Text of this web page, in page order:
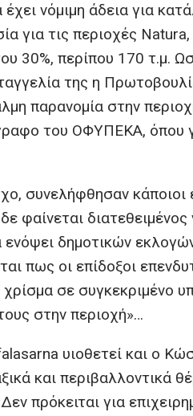
νόμιμη άδεια για
για τις περιοχές
30%, περίπου 170 τ.μ.
της η
παρανομία στην
του ΟΦΥΠΕΚΑ, όπου
συνελήφθησαν κάποιοι
διατεθειμένος
δημοτικών
πως οι επίδοξοι
σε συγκεκριμένο
στην περιοχή»…
υιοθετεί και ο
και περιβαλλοντικά
πρόκειται για